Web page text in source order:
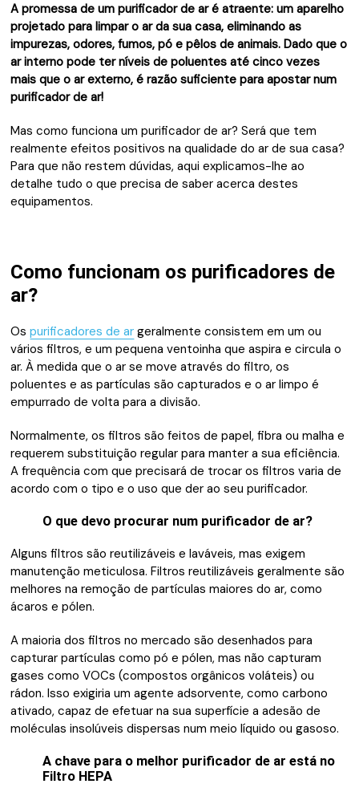
A promessa de um purificador de ar é atraente: um aparelho
projetado para limpar o ar da sua casa, eliminando as
impurezas, odores, fumos, pó e pêlos de animais.Dado que o
ar interno pode ter níveis de poluentes até cinco vezes
mais que o ar externo, é razão suficiente para apostar num
purificador de ar!
Mas como funciona um purificador de ar? Será que tem
realmente efeitos positivos na qualidade do ar de sua casa?
Para que não restem dúvidas, aqui explicamos-lhe ao
detalhe tudo o que precisa de saber acerca destes
equipamentos.
Como funcionam os purificadores de
ar?
Ospurificadores de ar geralmente consistem em um ou
vários filtros, e um pequena ventoinha que aspira e circula o
ar. À medida que o ar se move através do filtro, os
poluentes e as partículas são capturados e o ar limpo é
empurrado de volta para a divisão.
Normalmente, os filtros são feitos de papel, fibra ou malha e
requerem substituição regular para manter a sua eficiência.
A frequência com que precisará de trocar os filtros varia de
acordo com o tipo e o uso que der ao seu purificador.
O que devo procurar num purificador de ar?
Alguns filtros são reutilizáveis e laváveis, mas exigem
manutenção meticulosa.Filtros reutilizáveis geralmente são
melhores na remoção de partículas maiores do ar, como
ácaros e pólen.
A maioria dos filtros no mercado são desenhados para
capturar partículas como pó e pólen, mas não capturam
gases como VOCs (compostos orgânicos voláteis) ou
rádon. Isso exigiria um agente adsorvente, como carbono
ativado, capaz de efetuar na sua superfície a adesão de
moléculas insolúveis dispersas num meio líquido ou gasoso.
A chave para o melhor purificador de ar está no
Filtro HEPA